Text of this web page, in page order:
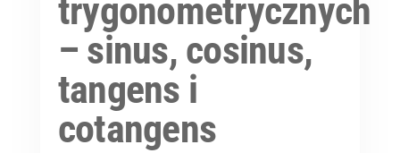
trygonometrycznych
– sinus, cosinus,
tangens i
cotangens